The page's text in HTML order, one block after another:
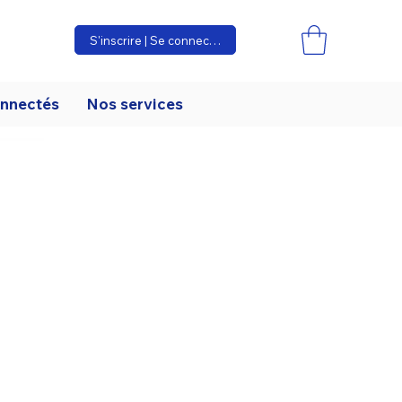
S'inscrire | Se connecter
Nos services